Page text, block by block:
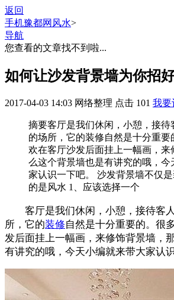
返回
手机豫都网 风水>
导航
您查看的文章找不到啦...
如何让沙发背景墙为你招
2017-04-03 14:03 网络整理 点击 101 我要
摘要客厅是我们休闲，小憩，接待
的场所，它的装修自然是十分重要
欢在客厅沙发后面挂上一幅画，来
么这个背景墙也是有讲究的哦，今
家认识一下吧。 沙发背景墙不仅
的是风水 1、应该选择一个
客厅是我们休闲，小憩，接待客
所，它的装修自然是十分重要的。很
发后面挂上一幅画，来修饰背景墙，
有讲究的哦，今天小编就来带大家认识